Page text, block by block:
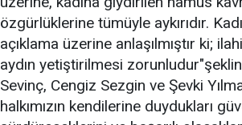
özgürlüklerine tümüyle aykırıdır.
açıklama üzerine anlaşılmıştır ki;
aydın yetiştirilmesi
Sevinç, Cengiz Sezgin ve Şevki
halkımızın kendilerine duydukları